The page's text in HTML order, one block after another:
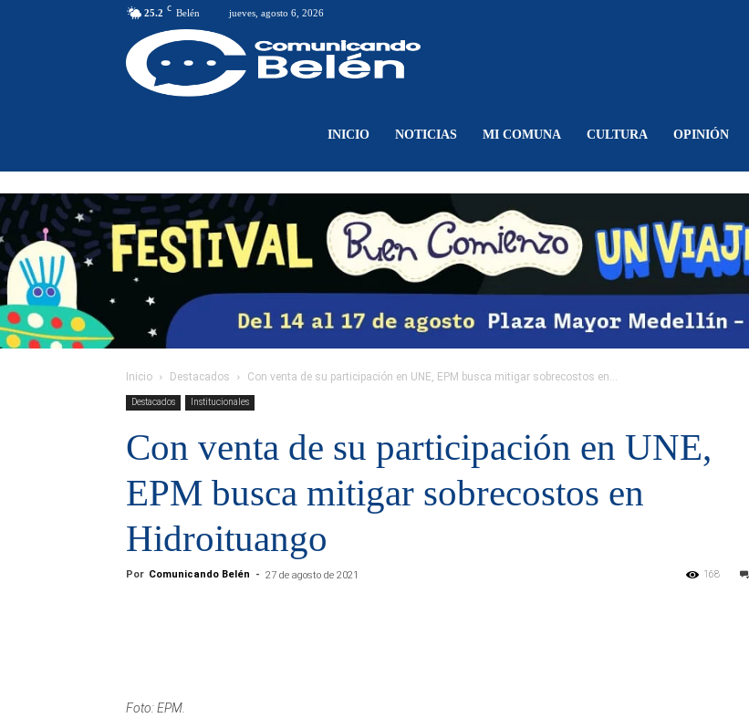
25.2 C Belén jueves, agosto 6, 2026
Belén
INICIO NOTICIAS MI COMUNA CULTURA OPINIÓN
Inicio Destacados Con venta de su participación en UNE, EPM busca mitigar sobrecostos en...
Destacados Institucionales
Con venta de su participación en UNE,
EPM busca mitigar sobrecostos en
Hidroituango
Por Comunicando Belén - 27 de agosto de 2021 168
Foto: EPM.